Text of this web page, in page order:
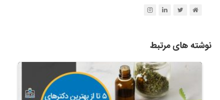
نوشته های مرتبط